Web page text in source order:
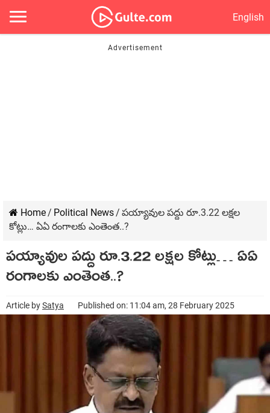
English
Home/ Political News/ పయ్యావుల పద్దు రూ.3.22 లక్షల
కోట్లు… ఏఏ రంగాలకు ఎంతెంత..?
పయ్యావుల పద్దు రూ.3.22 లక్షల కోట్లు… ఏఏ
రంగాలకు ఎంతెంత..?
Article bySatya Published on: 11:04 am, 28 February 2025